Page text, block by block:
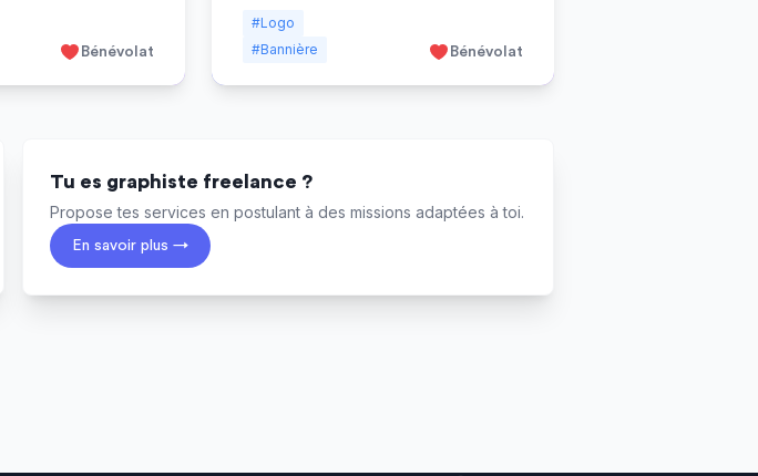
Bénévolat
#Logo
#Bannière
Bénévolat
Tu es graphiste freelance ?
Propose tes services en postulant à des missions adaptées à toi.
En savoir plus →